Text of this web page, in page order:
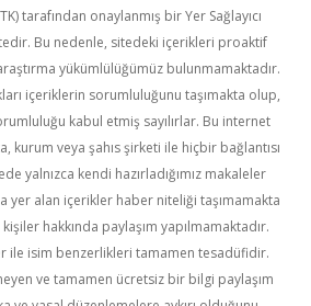
tarafından onaylanmış bir Yer Sağlayıcı
Bu nedenle, sitedeki içerikleri proaktif
yükümlülüğümüz bulunmamaktadır.
içeriklerin sorumluluğunu taşımakta olup,
kabul etmiş sayılırlar. Bu internet
kurum veya şahıs şirketi ile hiçbir bağlantısı
yalnızca kendi hazırladığımız makaleler
yer alan içerikler haber niteliği taşımamakta
hakkında paylaşım yapılmamaktadır.
ile isim benzerlikleri tamamen tesadüfidir.
ve tamamen ücretsiz bir bilgi paylaşım